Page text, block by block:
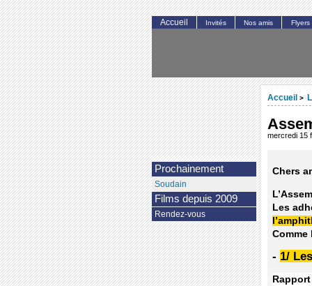
Accueil >
mercredi 15
Chers
Les
Comme
- 1/
Accueil Invités Nos amis Flyers
Prochainement
Soudain
Films depuis 2009
Rendez-vous